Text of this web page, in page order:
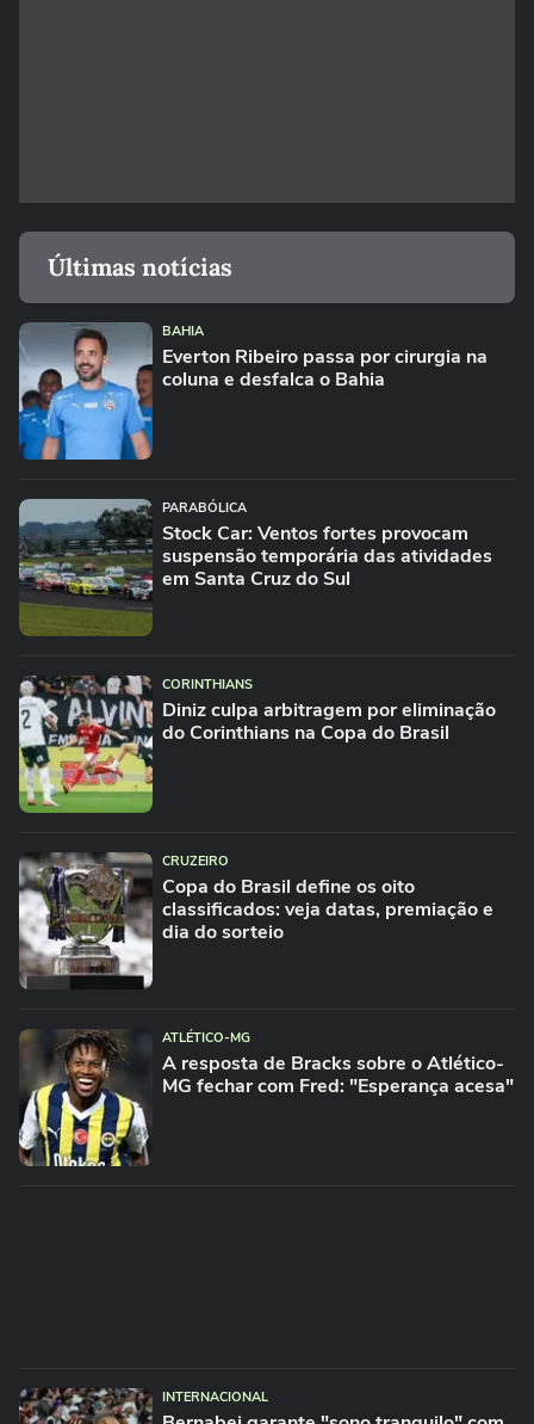
Últimas notícias
BAHIA
Everton Ribeiro passa por cirurgia na
coluna e desfalca o Bahia
PARABÓLICA
Stock Car: Ventos fortes provocam
suspensão temporária das atividades
em Santa Cruz do Sul
CORINTHIANS
Diniz culpa arbitragem por eliminação
do Corinthians na Copa do Brasil
CRUZEIRO
Copa do Brasil define os oito
classificados: veja datas, premiação e
dia do sorteio
ATLÉTICO-MG
A resposta de Bracks sobre o Atlético-
MG fechar com Fred: "Esperança acesa"
INTERNACIONAL